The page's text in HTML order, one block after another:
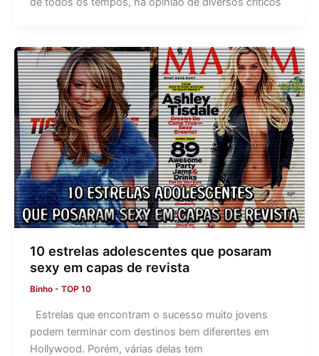
10 estrelas adolescentes que posaram
sexy em capas de revista
Binho - TOP 10
Estrelas que encontram o sucesso muito jovens
podem terminar com destinos bem diferentes em
Hollywood. Porém, várias delas tem